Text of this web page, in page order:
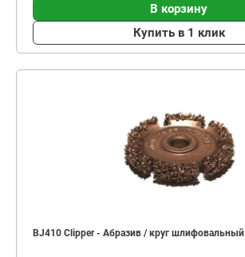
В корзину
Купить в 1 клик
BJ410 Clipper - Абразив / круг шлифовальный